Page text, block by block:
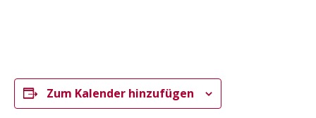
Zum Kalender hinzufügen